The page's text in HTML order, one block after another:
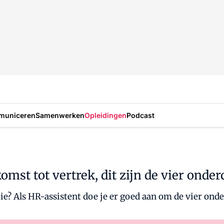
SamenwerkenOpleidingenPodcast
tot vertrek, dit zijn de vier
Als HR-assistent doe je er goed aan om de vier